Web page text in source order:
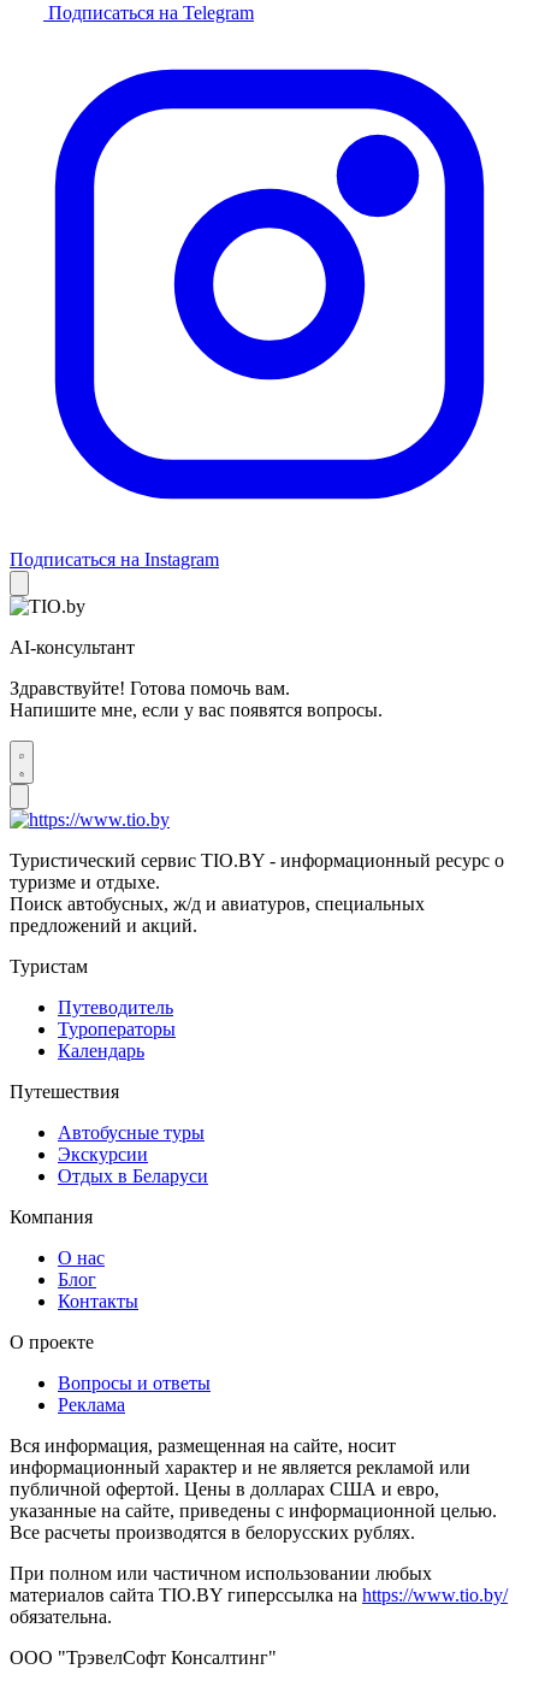
Подписаться на Telegram
Подписаться на Instagram
AI-консультант
Здравствуйте! Готова помочь вам.
Напишите мне, если у вас появятся вопросы.
Туристический сервис TIO.BY - информационный ресурс о
туризме и отдыхе.
Поиск автобусных, ж/д и авиатуров, специальных
предложений и акций.
Туристам
Путеводитель
Туроператоры
Календарь
Путешествия
Автобусные туры
Экскурсии
Отдых в Беларуси
Компания
О нас
Блог
Контакты
О проекте
Вопросы и ответы
Реклама
Вся информация, размещенная на сайте, носит
информационный характер и не является рекламой или
публичной офертой. Цены в долларах США и евро,
указанные на сайте, приведены с информационной целью.
Все расчеты производятся в белорусских рублях.
При полном или частичном использовании любых
материалов сайта TIO.BY гиперссылка на https://www.tio.by/
обязательна.
ООО "ТрэвелСофт Консалтинг"